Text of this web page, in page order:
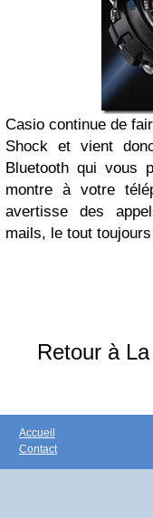
Casio continue de
Shock et vient
Bluetooth qui vous
montre à votre
avertisse des
mails, le tout
Retour à
Accueil
Contact